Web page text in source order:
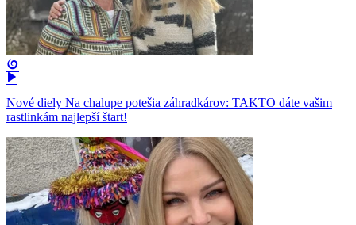
Nové diely Na chalupe potešia záhradkárov: TAKTO dáte vašim
rastlinkám najlepší štart!